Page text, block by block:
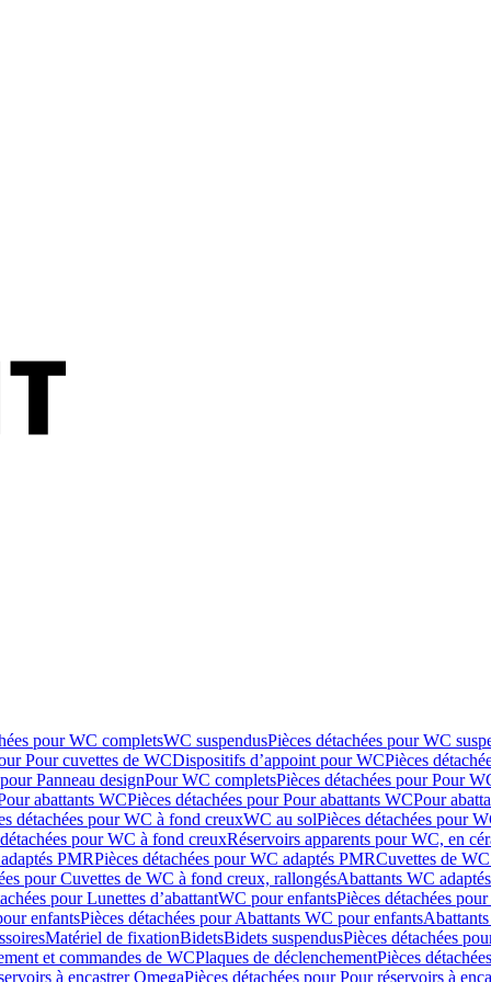
pour WC completsWC suspendusPièces détachées pour WC
Pour cuvettes de WCDispositifs d’appoint pour WCPièces
Panneau designPour WC completsPièces détachées pour Pour
abattants WCPièces détachées pour Pour abattants WCPour
détachées pour WC à fond creuxWC au solPièces détachées pour
pour WC à fond creuxRéservoirs apparents pour WC, en
PMRPièces détachées pour WC adaptés PMRCuvettes de
pour Cuvettes de WC à fond creux, rallongésAbattants WC
pour Lunettes d’abattantWC pour enfantsPièces détachées
enfantsPièces détachées pour Abattants WC pour enfants
Matériel de fixationBidetsBidets suspendusPièces détachées
et commandes de WCPlaques de déclenchementPièces
à encastrer OmegaPièces détachées pour Pour réservoirs à